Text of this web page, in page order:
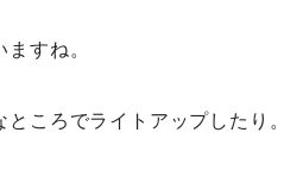
すね。
ころでライトアップしたり。